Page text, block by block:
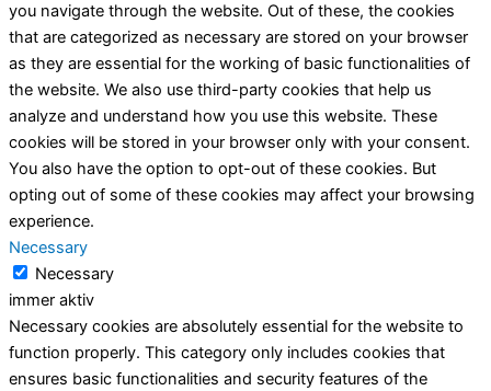
you navigate through the website. Out of these, the cookies
that are categorized as necessary are stored on your browser
as they are essential for the working of basic functionalities of
the website. We also use third-party cookies that help us
analyze and understand how you use this website. These
cookies will be stored in your browser only with your consent.
You also have the option to opt-out of these cookies. But
opting out of some of these cookies may affect your browsing
experience.
Necessary
Necessary
immer aktiv
Necessary cookies are absolutely essential for the website to
function properly. This category only includes cookies that
ensures basic functionalities and security features of the